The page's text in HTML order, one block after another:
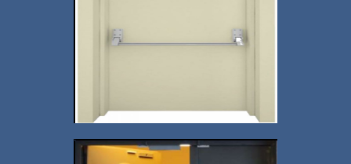
İstanbul Yangın Kapısı